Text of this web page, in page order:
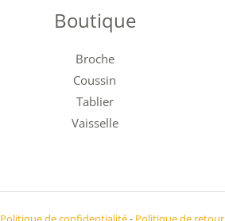
Boutique
Broche
Coussin
Tablier
Vaisselle